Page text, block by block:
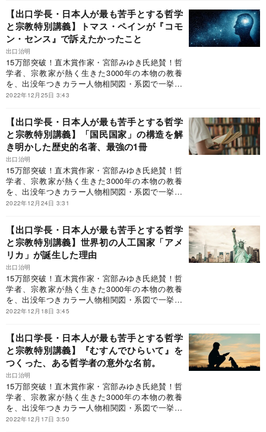
らおう。
直木賞作家）「読み終わったら、西洋と東洋の哲
学と宗教の大河を怒濤とともに下ったような快い
疲労感が残る。世界に初めて登場した名著であ
る」◎大手ベテラン書店員「百年残る王道の一
冊」◎東原敏昭氏（日立製作所会長）「最近、何
か起きたときに必ずひもとく一冊」（日経新聞リ
ーダー本棚）と評した究極の一冊だがこの本、A5
判ハードカバー、468ページ、2400円＋税という
近年稀に見るスケールの本で、巷では「鈍器本」
らおう。
手とする「哲学と宗教」の全史を初めて体系的に
解説！「ビジネス書大賞2020」特別賞（ビジネス
教養部門）受賞！◎宮部みゆき氏（直木賞作家）
「本書を読まなくても単位を落とすことはありま
せんが、よりよく生きるために必要な大切なもの
を落とす可能性はあります」◎池谷裕二氏（東京
大学教授・脳研究者）「初心者でも知の大都市で
路頭に迷わないよう、周到にデザインされ、読者
を思索の快楽へと誘う。世界でも選ばれた人にし
直木賞作家）「読み終わったら、西洋と東洋の哲
学と宗教の大河を怒濤とともに下ったような快い
疲労感が残る。世界に初めて登場した名著であ
る」◎大手ベテラン書店員「百年残る王道の一
冊」◎東原敏昭氏（日立製作所会長）「最近、何
か起きたときに必ずひもとく一冊」（日経新聞リ
ーダー本棚）と評した究極の一冊だがこの本、A5
判ハードカバー、468ページ、2400円＋税という
近年稀に見るスケールの本で、巷では「鈍器本」
らおう。
【出口学長・日本人が最も苦手とする哲学
と宗教特別講義】トマス・ペインが『コモ
ン・センス』で訴えたかったこと
出口治明
15万部突破！直木賞作家・宮部みゆき氏絶賛！哲
学者、宗教家が熱く生きた3000年の本物の教養
を、出没年つきカラー人物相関図・系図で一挙紹
介！世界1200都市を訪れ、1万冊超を読破した“現
手とする「哲学と宗教」の全史を初めて体系的に
解説！「ビジネス書大賞2020」特別賞（ビジネス
教養部門）受賞！◎宮部みゆき氏（直木賞作家）
「本書を読まなくても単位を落とすことはありま
せんが、よりよく生きるために必要な大切なもの
を落とす可能性はあります」◎池谷裕二氏（東京
大学教授・脳研究者）「初心者でも知の大都市で
路頭に迷わないよう、周到にデザインされ、読者
を思索の快楽へと誘う。世界でも選ばれた人にし
直木賞作家）「読み終わったら、西洋と東洋の哲
学と宗教の大河を怒濤とともに下ったような快い
疲労感が残る。世界に初めて登場した名著であ
る」◎大手ベテラン書店員「百年残る王道の一
冊」◎東原敏昭氏（日立製作所会長）「最近、何
か起きたときに必ずひもとく一冊」（日経新聞リ
ーダー本棚）と評した究極の一冊だがこの本、A5
判ハードカバー、468ページ、2400円＋税という
近年稀に見るスケールの本で、巷では「鈍器本」
らおう。
2022年12月25日 3:43
【出口学長・日本人が最も苦手とする哲学
と宗教特別講義】「国民国家」の構造を解
き明かした歴史的名著、最強の1冊
出口治明
15万部突破！直木賞作家・宮部みゆき氏絶賛！哲
学者、宗教家が熱く生きた3000年の本物の教養
を、出没年つきカラー人物相関図・系図で一挙紹
介！世界1200都市を訪れ、1万冊超を読破した“現
手とする「哲学と宗教」の全史を初めて体系的に
解説！「ビジネス書大賞2020」特別賞（ビジネス
教養部門）受賞！◎宮部みゆき氏（直木賞作家）
「本書を読まなくても単位を落とすことはありま
せんが、よりよく生きるために必要な大切なもの
を落とす可能性はあります」◎池谷裕二氏（東京
大学教授・脳研究者）「初心者でも知の大都市で
路頭に迷わないよう、周到にデザインされ、読者
を思索の快楽へと誘う。世界でも選ばれた人にし
直木賞作家）「読み終わったら、西洋と東洋の哲
学と宗教の大河を怒濤とともに下ったような快い
疲労感が残る。世界に初めて登場した名著であ
る」◎大手ベテラン書店員「百年残る王道の一
冊」◎東原敏昭氏（日立製作所会長）「最近、何
か起きたときに必ずひもとく一冊」（日経新聞リ
ーダー本棚）と評した究極の一冊だがこの本、A5
判ハードカバー、468ページ、2400円＋税という
近年稀に見るスケールの本で、巷では「鈍器本」
2022年12月24日 3:31
【出口学長・日本人が最も苦手とする哲学
と宗教特別講義】世界初の人工国家「アメ
リカ」が誕生した理由
出口治明
15万部突破！直木賞作家・宮部みゆき氏絶賛！哲
学者、宗教家が熱く生きた3000年の本物の教養
を、出没年つきカラー人物相関図・系図で一挙紹
介！世界1200都市を訪れ、1万冊超を読破した“現
手とする「哲学と宗教」の全史を初めて体系的に
解説！「ビジネス書大賞2020」特別賞（ビジネス
教養部門）受賞！◎宮部みゆき氏（直木賞作家）
「本書を読まなくても単位を落とすことはありま
せんが、よりよく生きるために必要な大切なもの
を落とす可能性はあります」◎池谷裕二氏（東京
大学教授・脳研究者）「初心者でも知の大都市で
路頭に迷わないよう、周到にデザインされ、読者
を思索の快楽へと誘う。世界でも選ばれた人にし
2022年12月18日 3:45
【出口学長・日本人が最も苦手とする哲学
と宗教特別講義】『むすんでひらいて』を
つくった、ある哲学者の意外な名前。
出口治明
15万部突破！直木賞作家・宮部みゆき氏絶賛！哲
学者、宗教家が熱く生きた3000年の本物の教養
を、出没年つきカラー人物相関図・系図で一挙紹
介！世界1200都市を訪れ、1万冊超を読破した“現
2022年12月17日 3:50